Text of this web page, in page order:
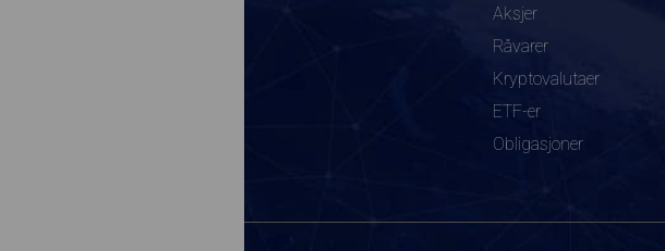
Aksjer
Råvarer
Kryptovalutaer
ETF-er
Obligasjoner